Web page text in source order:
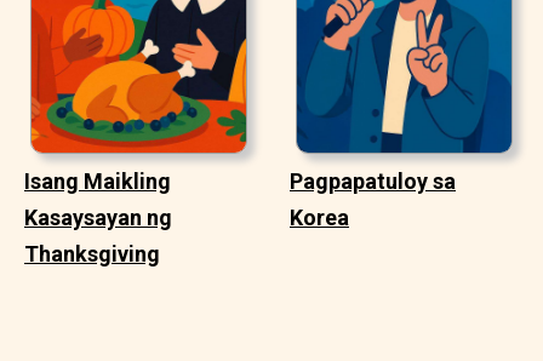
Isang Maikling
Kasaysayan ng
Thanksgiving
Pagpapatuloy sa
Korea